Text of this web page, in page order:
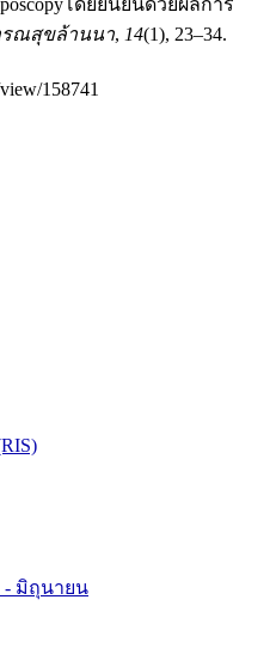
รณสุขล้านนา, 14(1), 23–34.
158741
- มิถุนายน